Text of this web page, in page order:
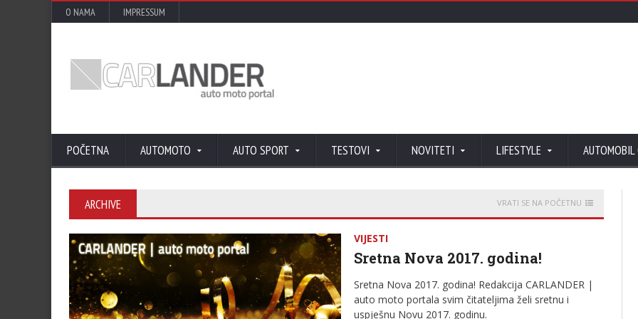
O NAMA IMPRESSUM
POČETNA AUTOMOTO AUTO SPORT TESTOVI NOVITETI LIFESTYLE AUTOMOBIL
ARCHIVE VRATI SE NA POČETNU
VIJESTI
Sretna Nova 2017. godina!
Sretna Nova 2017. godina! Redakcija CARLANDER |
auto moto portala svim čitateljima želi sretnu i
uspješnu Novu 2017. godinu.